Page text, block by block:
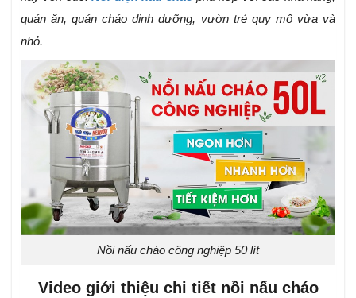
quán ăn, quán cháo dinh dưỡng, vườn trẻ quy mô vừa và
nhỏ.
Nồi nấu cháo công nghiệp 50 lít
Video giới thiệu chi tiết nồi nấu cháo